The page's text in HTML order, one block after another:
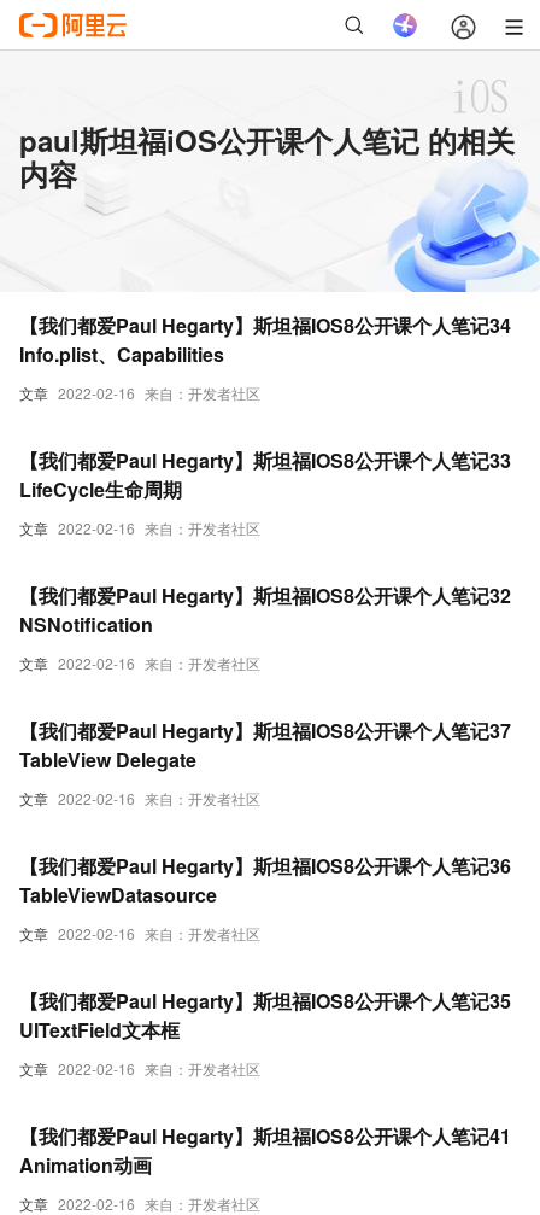
paul斯坦福iOS公开课个人笔记 的相关
内容
文章 2022-02-16 来自：开发者社区
【我们都爱Paul Hegarty】斯坦福IOS8公开课个人笔记34
Info.plist、Capabilities
文章 2022-02-16 来自：开发者社区
【我们都爱Paul Hegarty】斯坦福IOS8公开课个人笔记33
LifeCycle生命周期
文章 2022-02-16 来自：开发者社区
【我们都爱Paul Hegarty】斯坦福IOS8公开课个人笔记32
NSNotification
文章 2022-02-16 来自：开发者社区
【我们都爱Paul Hegarty】斯坦福IOS8公开课个人笔记37
TableView Delegate
文章 2022-02-16 来自：开发者社区
【我们都爱Paul Hegarty】斯坦福IOS8公开课个人笔记36
TableViewDatasource
文章 2022-02-16 来自：开发者社区
【我们都爱Paul Hegarty】斯坦福IOS8公开课个人笔记35
UITextField文本框
文章 2022-02-16 来自：开发者社区
【我们都爱Paul Hegarty】斯坦福IOS8公开课个人笔记41
Animation动画